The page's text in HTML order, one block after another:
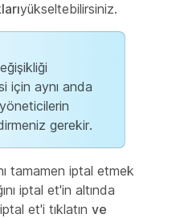
yükseltebilirsiniz.
için aynı anda
gerekir.
tamamen iptal etmek
iptal et'in altında
iptal et'i tıklatın ve